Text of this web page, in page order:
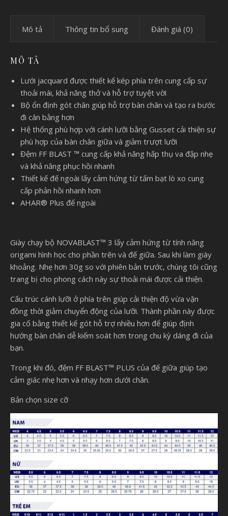
Mô tả Thông tin bổ sung Đánh giá (0)
MÔ TẢ
Lưới jacquard được thiết kế kép phía trên cung cấp sự
thoải mái, khả năng thở và hỗ trợ tuyệt vời
Bộ ổn định gót chân giúp hỗ trợ bàn chân và tạo ra bước
đi cân bằng hơn
Hệ thống phù hợp với cánh lưỡi bằng Gusset cải thiện sự
phù hợp của bàn chân giữa và giảm trượt lưỡi
Đệm FF BLAST ™ cung cấp khả năng hấp thụ va đập nhẹ
và khả năng phục hồi nhanh
Thiết kế đế ngoài lấy cảm hứng từ tấm bạt lò xo cung
cấp phản hồi nhanh hơn
AHAR® Plus đế ngoài
Giày chạy bộ NOVABLAST™ 3 lấy cảm hứng từ tính năng
origami hình học cho phần trên và đế giữa. Sau khi làm giày
khoảng. Nhẹ hơn 30g so với phiên bản trước, chúng tôi cũng
trang bị cho phong cách này sự thoải mái được cải thiện.
Cấu trúc cánh lưỡi ở phía trên giúp cải thiện độ vừa vặn
đồng thời giảm chuyển động của lưỡi. Thành phần này được
gia cố bằng thiết kế gót hỗ trợ nhiều hơn để giúp định
hướng bàn chân dễ kiểm soát hơn trong chu kỳ dáng đi của
bạn.
Trong khi đó, đệm FF BLAST™ PLUS của đế giữa giúp tạo
cảm giác nhẹ hơn và nhạy hơn dưới chân.
Bản chọn size cỡ